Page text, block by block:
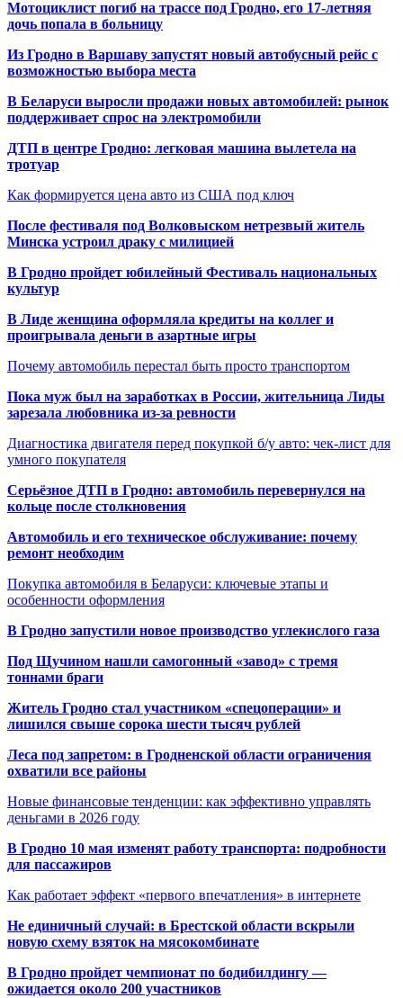
Мотоциклист погиб на трассе под Гродно, его 17-летняя
дочь попала в больницу
Из Гродно в Варшаву запустят новый автобусный рейс с
возможностью выбора места
В Беларуси выросли продажи новых автомобилей: рынок
поддерживает спрос на электромобили
ДТП в центре Гродно: легковая машина вылетела на
тротуар
Как формируется цена авто из США под ключ
После фестиваля под Волковыском нетрезвый житель
Минска устроил драку с милицией
В Гродно пройдет юбилейный Фестиваль национальных
культур
В Лиде женщина оформляла кредиты на коллег и
проигрывала деньги в азартные игры
Почему автомобиль перестал быть просто транспортом
Пока муж был на заработках в России, жительница Лиды
зарезала любовника из-за ревности
Диагностика двигателя перед покупкой б/у авто: чек-лист для
умного покупателя
Серьёзное ДТП в Гродно: автомобиль перевернулся на
кольце после столкновения
Автомобиль и его техническое обслуживание: почему
ремонт необходим
Покупка автомобиля в Беларуси: ключевые этапы и
особенности оформления
В Гродно запустили новое производство углекислого газа
Под Щучином нашли самогонный «завод» с тремя
тоннами браги
Житель Гродно стал участником «спецоперации» и
лишился свыше сорока шести тысяч рублей
Леса под запретом: в Гродненской области ограничения
охватили все районы
Новые финансовые тенденции: как эффективно управлять
деньгами в 2026 году
В Гродно 10 мая изменят работу транспорта: подробности
для пассажиров
Как работает эффект «первого впечатления» в интернете
Не единичный случай: в Брестской области вскрыли
новую схему взяток на мясокомбинате
В Гродно пройдет чемпионат по бодибилдингу —
ожидается около 200 участников